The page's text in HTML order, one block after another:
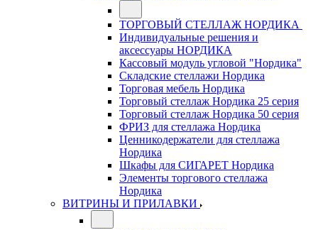
ТОРГОВЫЙ СТЕЛЛАЖ НОРДИКА
Индивидуальные решения и
аксессуары НОРДИКА
Кассовый модуль угловой "Нордика"
Складские стеллажи Нордика
Торговая мебель Нордика
Торговый стеллаж Нордика 25 серия
Торговый стеллаж Нордика 50 серия
ФРИЗ для стеллажа Нордика
Ценникодержатели для стеллажа
Нордика
Шкафы для СИГАРЕТ Нордика
Элементы торгового стеллажа
Нордика
ВИТРИНЫ И ПРИЛАВКИ